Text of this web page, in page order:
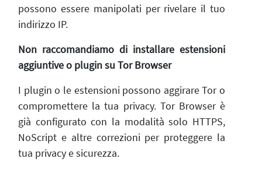
possono essere manipolati per rivelare il tuo
indirizzo IP.
Non raccomandiamo di installare estensioni
aggiuntive o plugin su Tor Browser
I plugin o le estensioni possono aggirare Tor o
compromettere la tua privacy. Tor Browser è
già configurato con la modalità solo HTTPS,
NoScript e altre correzioni per proteggere la
tua privacy e sicurezza.